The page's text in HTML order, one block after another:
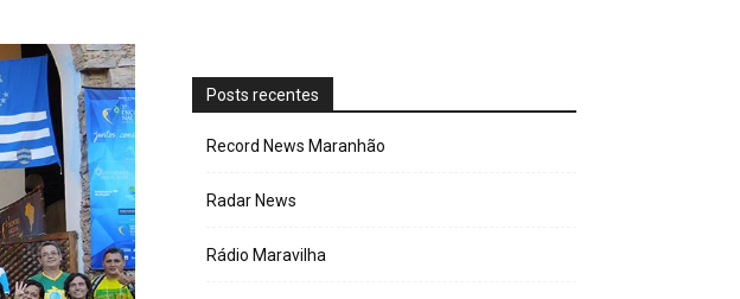
Posts recentes
Record News Maranhão
Radar News
Rádio Maravilha